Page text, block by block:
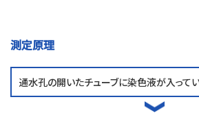
測定原理
通水孔の開いたチューブに染色液が入って